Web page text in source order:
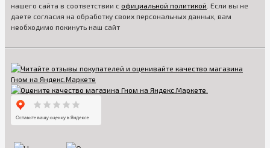
нашего сайта в соответствии с официальной политикой . Если вы не
даете согласия на обработку своих персональных данных, вам
необходимо покинуть наш сайт